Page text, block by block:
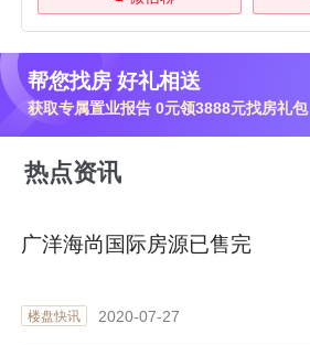
帮您找房 好礼相送
获取专属置业报告 0元领3888元找房礼包
热点资讯
广洋海尚国际房源已售完
楼盘快讯 2020-07-27